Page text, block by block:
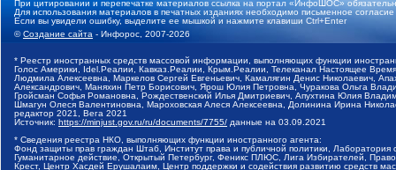
При цитировании и перепечатке материалов ссылка на портал «ИнфоШОС»
Для использования материалов в печатных изданиях необходимо письменное
Если вы увидели ошибку, выделите ее мышкой и нажмите клавиши Ctrl+Enter
©Создание сайта - Инфорос, 2007-2026
* Реестр иностранных средств массовой информации, выполняющих функции
Голос Америки, Idel.Реалии, Кавказ.Реалии, Крым.Реалии, Телеканал Настоящее
Людмила Алексеевна, Маркелов Сергей Евгеньевич, Камалягин Денис Николаевич,
Александрович, Маняхин Петр Борисович, Ярош Юлия Петровна, Чуракова Ольга
Гройсман Софья Романовна, Рождественский Илья Дмитриевич, Апухтина Юлия
Шмагун Олеся Валентиновна, Мароховская Алеся Алексеевна, Долинина Ирина
редактор 2021, Вега 2021
Источник: https://minjust.gov.ru/ru/documents/7755/ данные на 03.09.2021
* Сведения реестра НКО, выполняющих функции иностранного агента:
Фонд защиты прав граждан Штаб, Институт права и публичной политики,
Гуманитарное действие, Открытый Петербург, Феникс ПЛЮС, Лига Избирателей,
Крест, Центр Хасдей Ерушалаим, Центр поддержки и содействия развитию средств